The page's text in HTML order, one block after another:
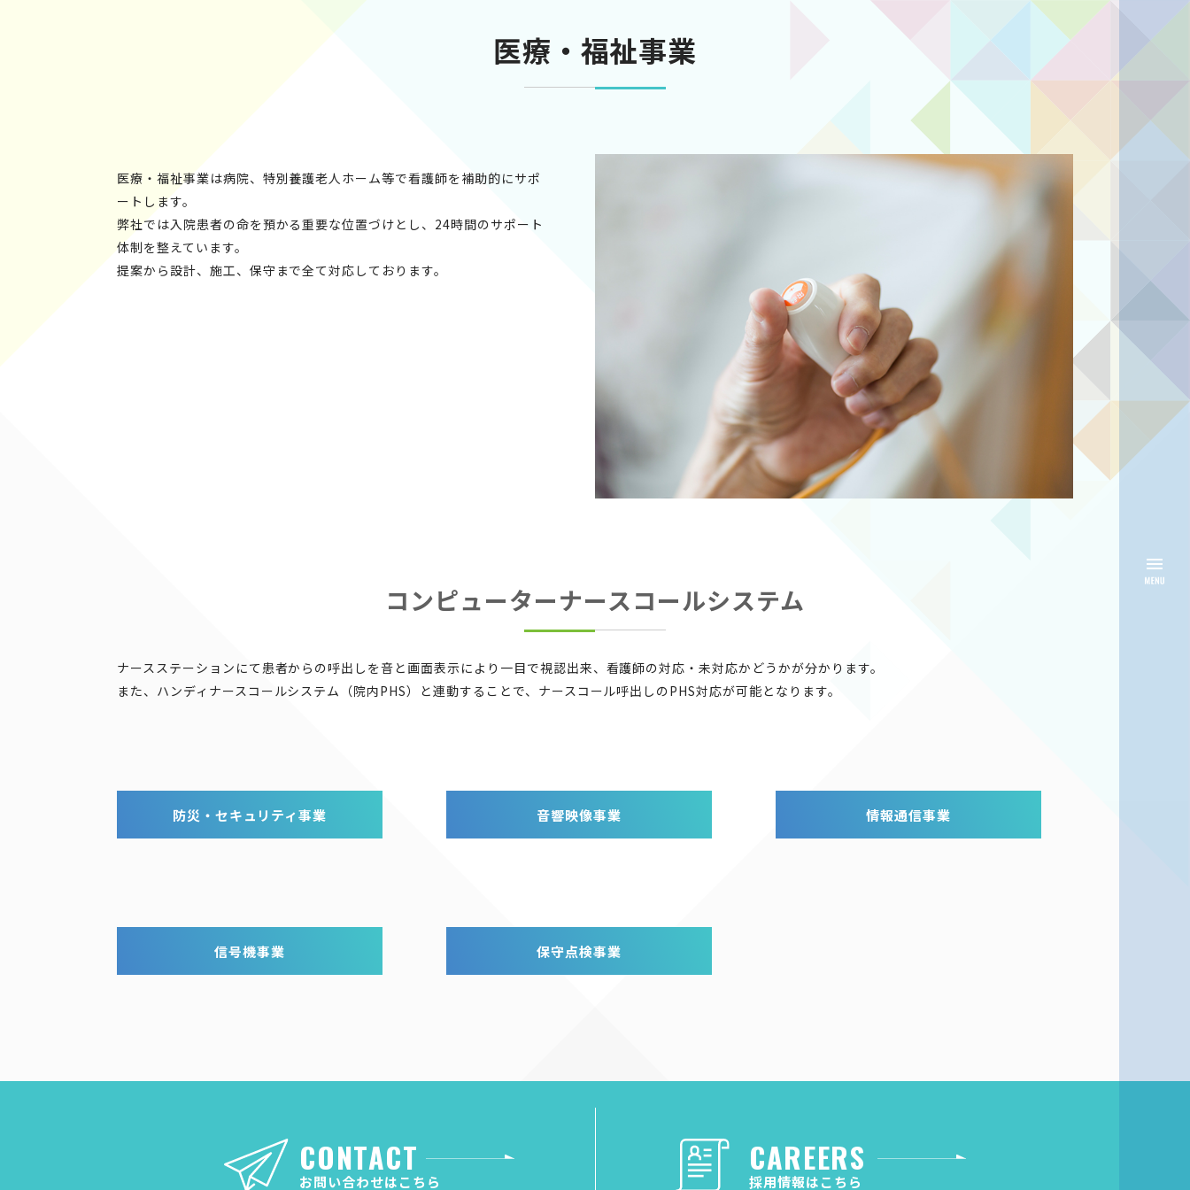
医療・福祉事業
医療・福祉事業は病院、特別養護老人ホーム等で看護師を補助的にサポ
ートします。
弊社では入院患者の命を預かる重要な位置づけとし、24時間のサポート
体制を整えています。
提案から設計、施工、保守まで全て対応しております。
コンピューターナースコールシステム
ナースステーションにて患者からの呼出しを音と画面表示により一目で視認出来、看護師の対応・未対応かどうかが分かります。
また、ハンディナースコールシステム（院内PHS）と連動することで、ナースコール呼出しのPHS対応が可能となります。
防災・セキュリティ事業 音響映像事業 情報通信事業
信号機事業 保守点検事業
CONTACT
お問い合わせはこちら
CAREERS
採用情報はこちら